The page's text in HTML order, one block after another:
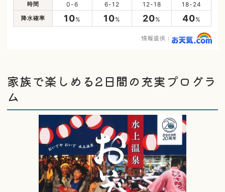
時間 0-6 6-12 12-18 18-24
降水確率 10% 10% 20% 40%
情報提供：
家族で楽しめる2日間の充実プログラ
ム